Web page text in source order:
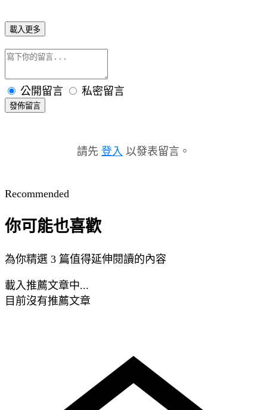
載入更多
公開留言 私密留言
發佈留言
請先 登入 以發表留言。
Recommended
你可能也喜歡
為你精選 3 篇值得延伸閱讀的內容
載入推薦文章中...
目前沒有推薦文章